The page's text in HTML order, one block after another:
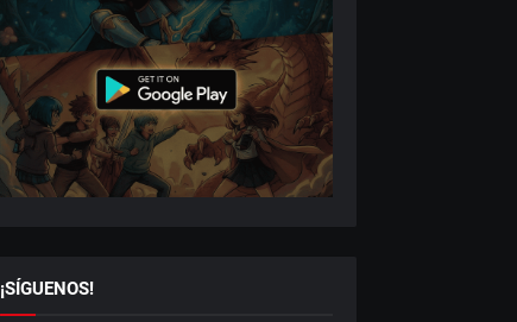
¡SÍGUENOS!